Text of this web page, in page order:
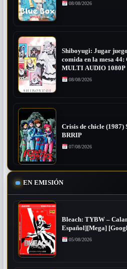
08/08/2026
Shiboyugi: Jugar
comida en la mesa
MULTI AUDIO 1080P
08/08/2026
Crisis de chicle
BRRIP
07/08/2026
EN EMISIÓN
Bleach: TYBW –
Español][Mega]
05/08/2026